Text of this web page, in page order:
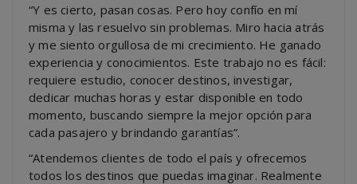
“Y es cierto, pasan cosas. Pero hoy confío en mí
misma y las resuelvo sin problemas. Miro hacia atrás
y me siento orgullosa de mi crecimiento. He ganado
experiencia y conocimientos. Este trabajo no es fácil:
requiere estudio, conocer destinos, investigar,
dedicar muchas horas y estar disponible en todo
momento, buscando siempre la mejor opción para
cada pasajero y brindando garantías”.
“Atendemos clientes de todo el país y ofrecemos
todos los destinos que puedas imaginar. Realmente